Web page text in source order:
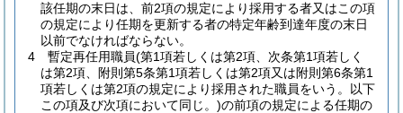
該任期の末日は、前2項の規定により採用する者又はこの項
の規定により任期を更新する者の特定年齢到達年度の末日
以前でなければならない。
4
暫定再任用職員(第1項若しくは第2項、次条第1項若しく
は第2項、附則第5条第1項若しくは第2項又は附則第6条第1
項若しくは第2項の規定により採用された職員をいう。以下
この項及び次項において同じ。)の前項の規定による任期の